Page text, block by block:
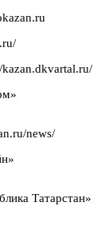
kazan.dkvartal.ru/
news/
Татарстан»